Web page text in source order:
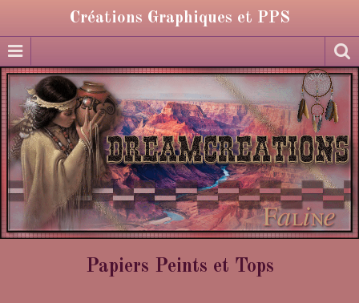
Créations Graphiques et PPS
Papiers Peints et Tops